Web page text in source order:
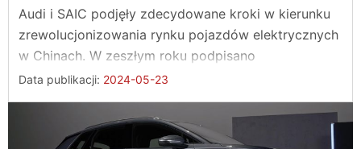
Audi i SAIC podjęły zdecydowane kroki w kierunku
zrewolucjonizowania rynku pojazdów elektrycznych
w Chinach. W zeszłym roku podpisano
memorandum ...
Data publikacji: 2024-05-23